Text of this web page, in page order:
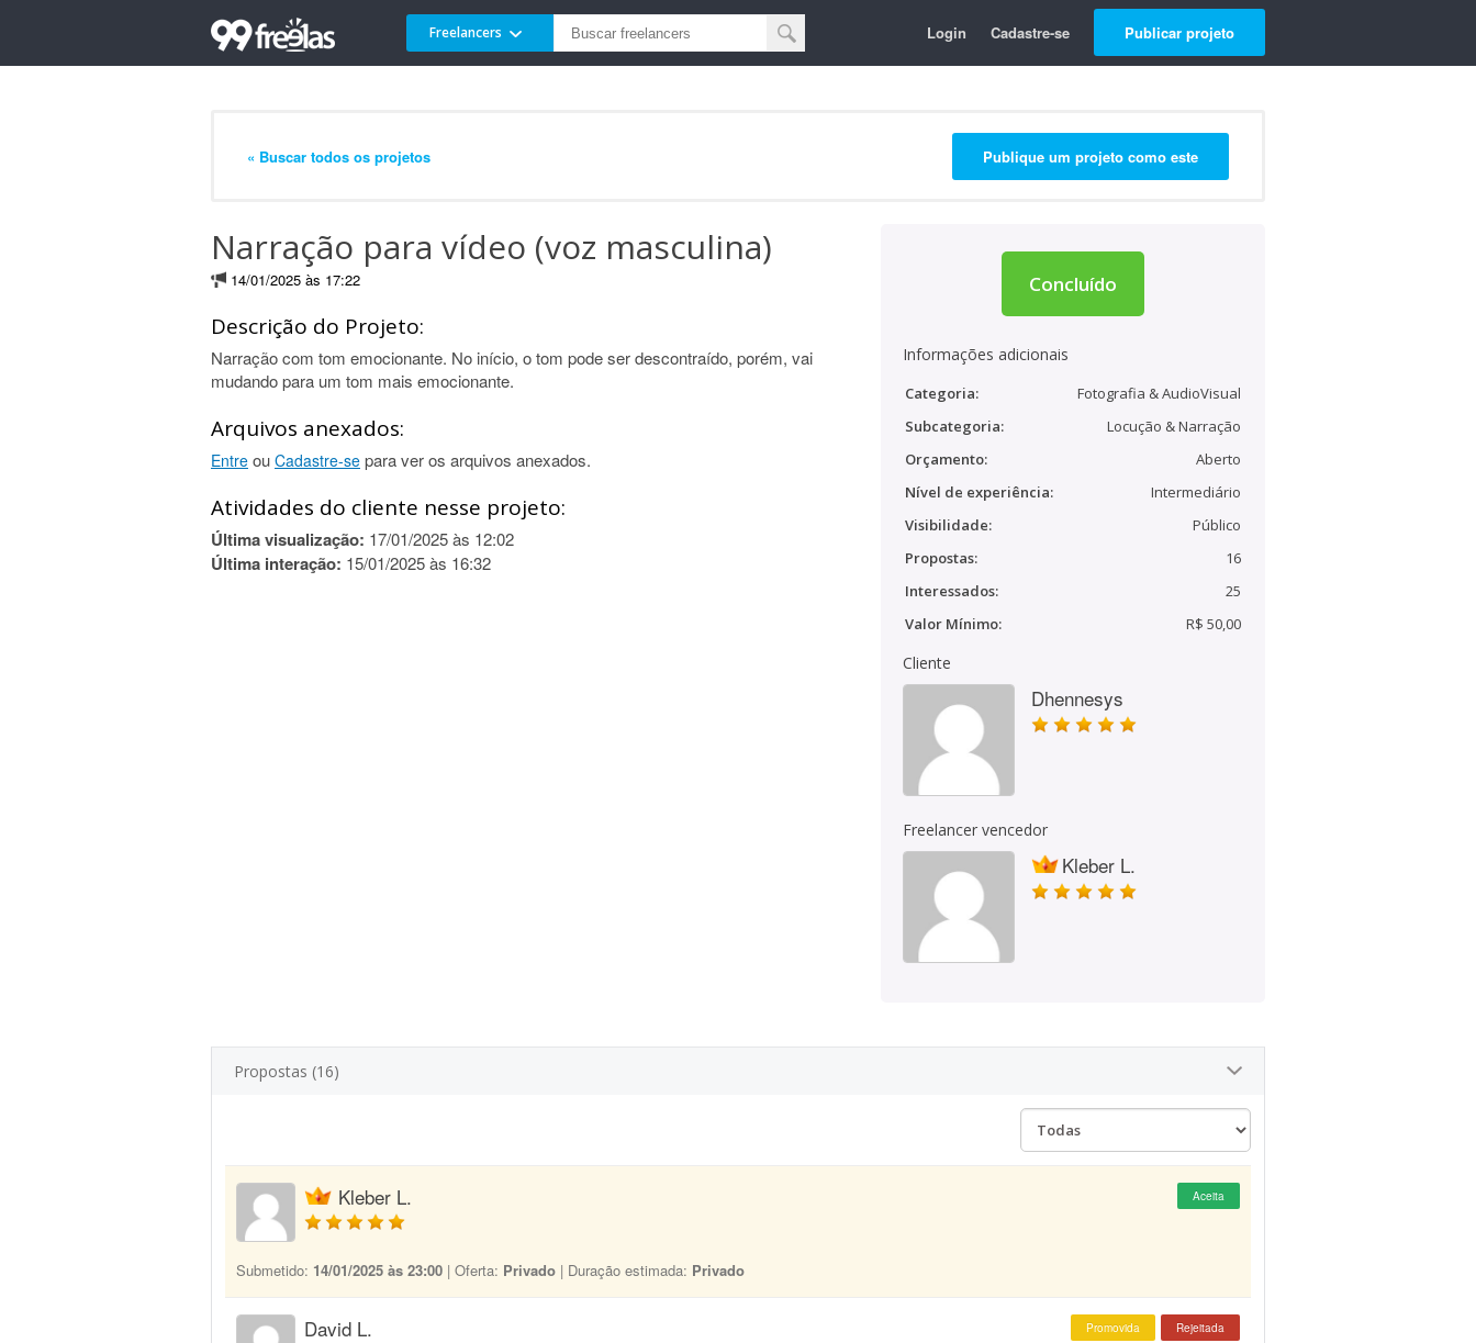
Freelancers Login Cadastre-se Publicar projeto
« Buscar todos os projetos Publique um projeto como este
Narração para vídeo (voz masculina)
14/01/2025 às 17:22
Descrição do Projeto:
Narração com tom emocionante. No início, o tom pode ser descontraído, porém, vai
mudando para um tom mais emocionante.
Arquivos anexados:
Entre ou Cadastre-se para ver os arquivos anexados.
Atividades do cliente nesse projeto:
Última visualização: 17/01/2025 às 12:02
Última interação: 15/01/2025 às 16:32
Concluído
Informações adicionais
Categoria:
Fotografia & AudioVisual
Subcategoria:
Locução & Narração
Orçamento:
Aberto
Nível de experiência:
Intermediário
Visibilidade:
Público
Propostas:
16
Interessados:
25
Valor Mínimo:
R$ 50,00
Cliente
Dhennesys
Freelancer vencedor
Kleber L.
Propostas (16)
Kleber L. Aceita
Submetido: 14/01/2025 às 23:00 | Oferta: Privado | Duração estimada: Privado
David L. Promovida Rejeitada